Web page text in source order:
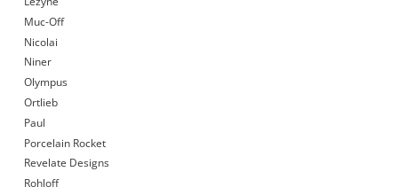
Muc-Off
Nicolai
Niner
Olympus
Ortlieb
Paul
Porcelain Rocket
Revelate Designs
Rohloff